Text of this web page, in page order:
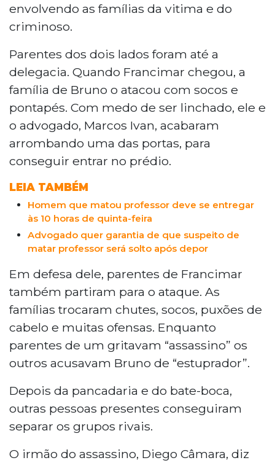
envolvendo as famílias da vitima e do
criminoso.
Parentes dos dois lados foram até a
delegacia. Quando Francimar chegou, a
família de Bruno o atacou com socos e
pontapés. Com medo de ser linchado, ele e
o advogado, Marcos Ivan, acabaram
arrombando uma das portas, para
conseguir entrar no prédio.
LEIA TAMBÉM
Homem que matou professor deve se entregar
às 10 horas de quinta-feira
Advogado quer garantia de que suspeito de
matar professor será solto após depor
Em defesa dele, parentes de Francimar
também partiram para o ataque. As
famílias trocaram chutes, socos, puxões de
cabelo e muitas ofensas. Enquanto
parentes de um gritavam “assassino” os
outros acusavam Bruno de “estuprador”.
Depois da pancadaria e do bate-boca,
outras pessoas presentes conseguiram
separar os grupos rivais.
O irmão do assassino, Diego Câmara, diz